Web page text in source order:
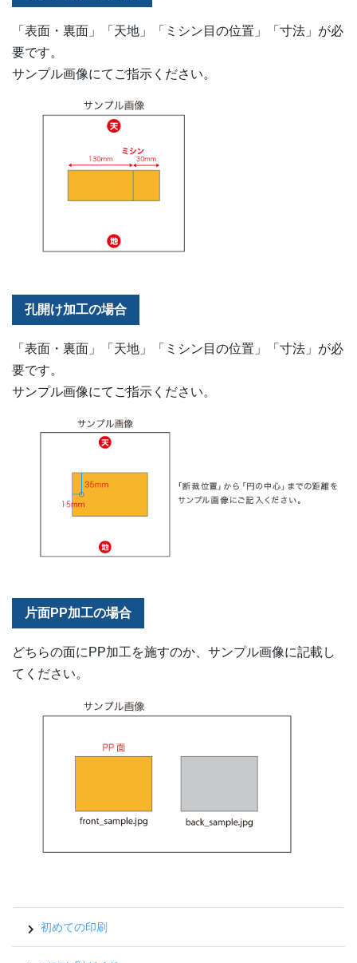
「表面・裏面」「天地」「ミシン目の位置」「寸法」が必
要です。
サンプル画像にてご指示ください。
孔開け加工の場合
「表面・裏面」「天地」「ミシン目の位置」「寸法」が必
要です。
サンプル画像にてご指示ください。
片面PP加工の場合
どちらの面にPP加工を施すのか、サンプル画像に記載し
てください。
初めての印刷